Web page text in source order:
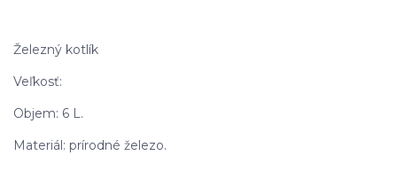
Železný kotlík
Veľkosť:
Objem: 6 L.
Materiál: prírodné železo.